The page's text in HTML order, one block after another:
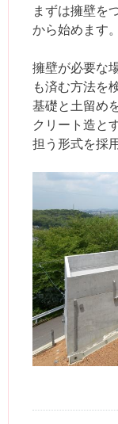
まずは擁壁を
から始めます。
擁壁が必要な
も済む方法を
基礎と土留め
クリート造と
担う形式を採